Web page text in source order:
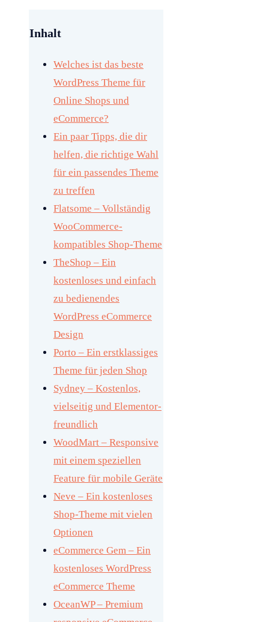
Inhalt
Welches ist das beste
WordPress Theme für
Online Shops und
eCommerce?
Ein paar Tipps, die dir
helfen, die richtige Wahl
für ein passendes Theme
zu treffen
Flatsome – Vollständig
WooCommerce-
kompatibles Shop-Theme
TheShop – Ein
kostenloses und einfach
zu bedienendes
WordPress eCommerce
Design
Porto – Ein erstklassiges
Theme für jeden Shop
Sydney – Kostenlos,
vielseitig und Elementor-
freundlich
WoodMart – Responsive
mit einem speziellen
Feature für mobile Geräte
Neve – Ein kostenloses
Shop-Theme mit vielen
Optionen
eCommerce Gem – Ein
kostenloses WordPress
eCommerce Theme
OceanWP – Premium